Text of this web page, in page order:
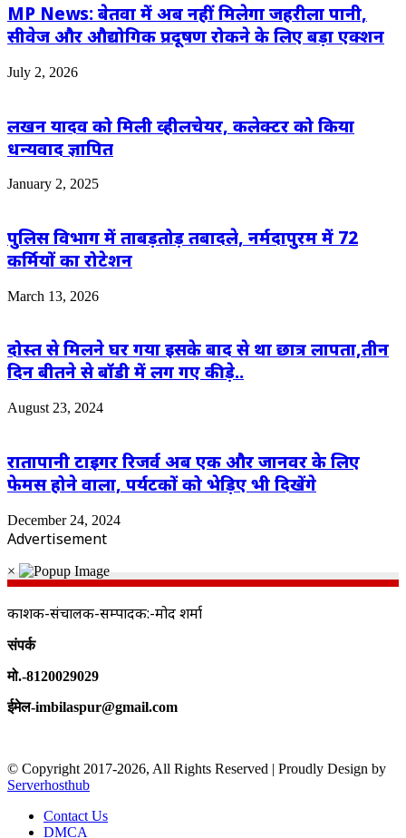
MP News: बेतवा में अब नहीं मिलेगा जहरीला पानी,
सीवेज और औद्योगिक प्रदूषण रोकने के लिए बड़ा एक्शन
July 2, 2026
लखन यादव को मिली व्हीलचेयर, कलेक्टर को किया
धन्यवाद ज्ञापित
January 2, 2025
पुलिस विभाग में ताबड़तोड़ तबादले, नर्मदापुरम में 72
कर्मियों का रोटेशन
March 13, 2026
दोस्त से मिलने घर गया इसके बाद से था छात्र लापता,तीन
दिन बीतने से बॉडी में लग गए कीड़े..
August 23, 2024
रातापानी टाइगर रिजर्व अब एक और जानवर के लिए
फेमस होने वाला, पर्यटकों को भेड़िए भी दिखेंगे
December 24, 2024
Advertisement
×
प्रकाशक-संचालक-सम्पादक:-प्रमोद शर्मा
संपर्क
मो.-8120029029
ईमेल-imbilaspur@gmail.com
© Copyright 2017-2026, All Rights Reserved | Proudly Design by
Serverhosthub
Contact Us
DMCA